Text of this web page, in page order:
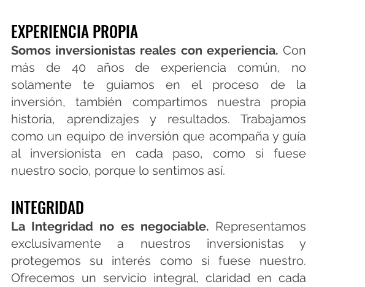
EXPERIENCIA PROPIA
Somos inversionistas reales con experiencia. Con
más de 40 años de experiencia común, no
solamente te guiamos en el proceso de la
inversión, también compartimos nuestra propia
historia, aprendizajes y resultados. Trabajamos
como un equipo de inversión que acompaña y guía
al inversionista en cada paso, como si fuese
nuestro socio, porque lo sentimos así.
INTEGRIDAD
La Integridad no es negociable. Representamos
exclusivamente a nuestros inversionistas y
protegemos su interés como si fuese nuestro.
Ofrecemos un servicio integral, claridad en cada